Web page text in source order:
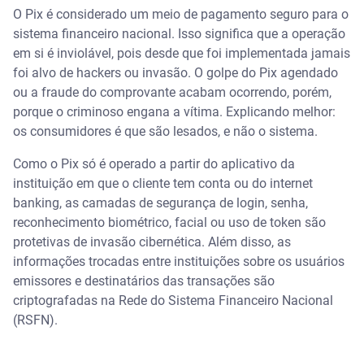
O Pix é considerado um meio de pagamento seguro para o
sistema financeiro nacional. Isso significa que a operação
em si é inviolável, pois desde que foi implementada jamais
foi alvo de hackers ou invasão. O golpe do Pix agendado
ou a fraude do comprovante acabam ocorrendo, porém,
porque o criminoso engana a vítima. Explicando melhor:
os consumidores é que são lesados, e não o sistema.
Como o Pix só é operado a partir do aplicativo da
instituição em que o cliente tem conta ou do internet
banking, as camadas de segurança de login, senha,
reconhecimento biométrico, facial ou uso de token são
protetivas de invasão cibernética. Além disso, as
informações trocadas entre instituições sobre os usuários
emissores e destinatários das transações são
criptografadas na Rede do Sistema Financeiro Nacional
(RSFN).